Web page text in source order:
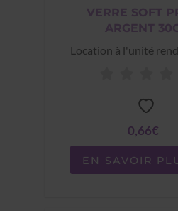
VERRE SOFT
ARGENT
Location à l'unité
0,66€
EN SAVOIR